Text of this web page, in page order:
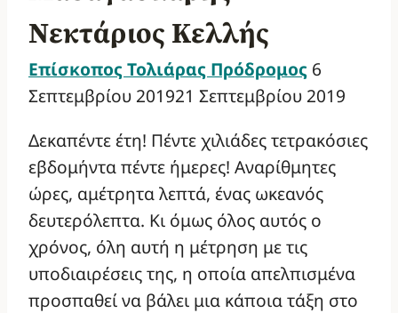
Νεκτάριος Κελλής
Επίσκοπος Τολιάρας Πρόδρομος 6
Σεπτεμβρίου 201921 Σεπτεμβρίου 2019
Δεκαπέντε έτη! Πέντε χιλιάδες τετρακόσιες
εβδομήντα πέντε ήμερες! Αναρίθμητες
ώρες, αμέτρητα λεπτά, ένας ωκεανός
δευτερόλεπτα. Κι όμως όλος αυτός ο
χρόνος, όλη αυτή η μέτρηση με τις
υποδιαιρέσεις της, η οποία απελπισμένα
προσπαθεί να βάλει μια κάποια τάξη στο